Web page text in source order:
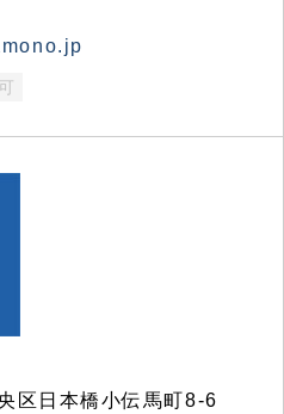
日本橋小伝馬町8-6